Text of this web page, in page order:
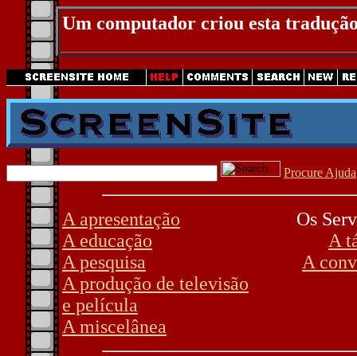
Um computador criou esta
Procure Ajuda
A apresentação
Os
A educação
A
A pesquisa
A
A produção de televisão
e película
A miscelânea